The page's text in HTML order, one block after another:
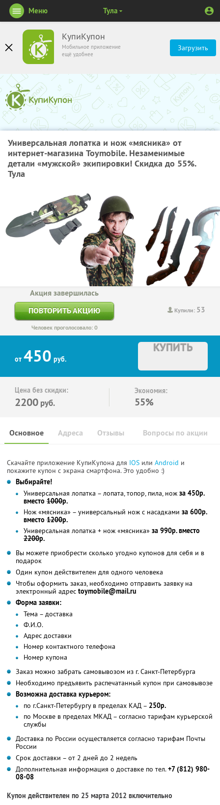
КупиКупон
Мобильное приложение
ещё удобнее
Загрузить
Меню Тула
Универсальная лопатка и нож «мясника» от
интернет-магазина Toymobile. Незаменимые
детали «мужской» экипировки! Скидка до 55%.
Тула
Купили: 53
Акция завершилась
ПОВТОРИТЬ АКЦИЮ
Человек проголосовало: 0
от 450 руб.
КУПИТЬ
Цена без скидки:
2200 руб.
Экономия:
55%
Основное Отзывы Вопросы по акции
Адреса
Скачайте приложение КупиКупона для IOS или Android и
покажите купон с экрана смартфона. Это удобно :)
Выбирайте!
Универсальная лопатка – лопата, топор, пила, нож за 450р.
вместо 1000р.
Нож «мясника» – универсальный нож с насадками за 600р.
вместо 1200р.
Универсальная лопатка + нож «мясника» за 990р. вместо
2200р.
Вы можете приобрести сколько угодно купонов для себя и в
подарок
Один купон действителен для одного человека
Чтобы оформить заказ, необходимо отправить заявку на
электронный адрес toymobile@mail.ru
Форма заявки:
Тема – доставка
Ф.И.О.
Адрес доставки
Номер контактного телефона
Номер купона
Заказ можно забрать самовывозом из г. Санкт-Петербурга
Необходимо предъявить распечатанный купон при самовывозе
Возможна доставка курьером:
по г.Санкт-Петербургу в пределах КАД – 250р.
по Москве в пределах МКАД – согласно тарифам курьерской
службы
Доставка по России осуществляется согласно тарифам Почты
России
Срок доставки – от 2 дней до 2 недель
Дополнительная информация о доставке по тел.+7 (812) 980-
08-08
Купон действителен по 25 марта 2012 включительно